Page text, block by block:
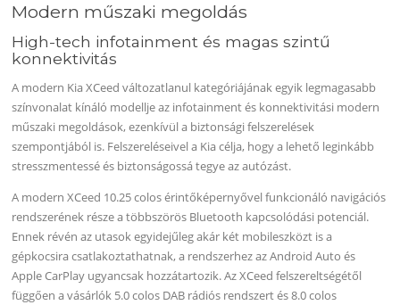
Modern műszaki megoldás
High-tech infotainment és magas szintű
konnektivitás
A modern Kia XCeed változatlanul kategóriájának egyik legmagasabb
színvonalat kínáló modellje az infotainment és konnektivitási modern
műszaki megoldások, ezenkívül a biztonsági felszerelések
szempontjából is. Felszereléseivel a Kia célja, hogy a lehető leginkább
stresszmentessé és biztonságossá tegye az autózást.
A modern XCeed 10.25 colos érintőképernyővel funkcionáló navigációs
rendszerének része a többszörös Bluetooth kapcsolódási potenciál.
Ennek révén az utasok egyidejűleg akár két mobileszközt is a
gépkocsira csatlakoztathatnak, a rendszerhez az Android Auto és
Apple CarPlay ugyancsak hozzátartozik. Az XCeed felszereltségétől
függően a vásárlók 5.0 colos DAB rádiós rendszert és 8.0 colos